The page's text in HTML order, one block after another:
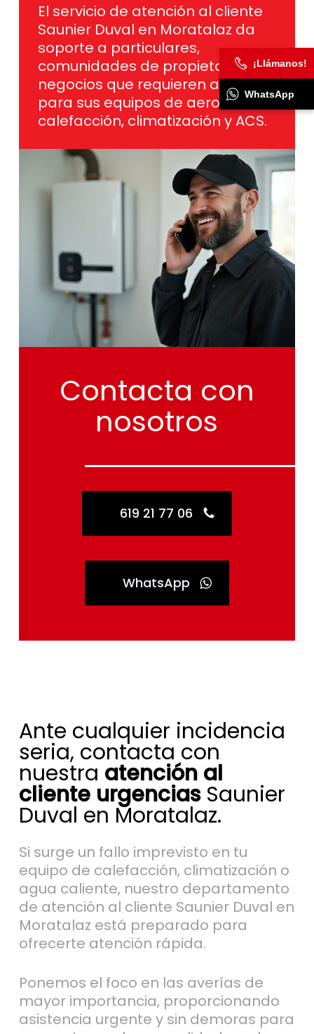
El servicio de atención al cliente
Saunier Duval en Moratalaz da
soporte a particulares,
comunidades de propietarios y
negocios que requieren ayuda
para sus equipos de aerotermia,
calefacción, climatización y ACS.
Contacta con
nosotros
619 21 77 06
WhatsApp
Ante cualquier incidencia
seria, contacta con
nuestra atención al
cliente urgenciasSaunier
Duval en Moratalaz.
Si surge un fallo imprevisto en tu
equipo de calefacción, climatización o
agua caliente, nuestro departamento
de atención al cliente Saunier Duval en
Moratalaz está preparado para
ofrecerte atención rápida.
Ponemos el foco en las averías de
mayor importancia, proporcionando
asistencia urgente y sin demoras para
¡Llámanos!
WhatsApp